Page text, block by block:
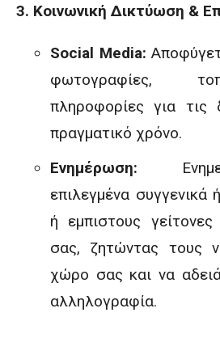
3. Κοινωνική Δικτύωση &
Social Media:
φωτογραφίες,
πληροφορίες για
πραγματικό χρόνο.
Ενημέρωση:
επιλεγμένα
ή εμπιστους
σας, ζητώντας τους
χώρο σας και να
αλληλογραφία.